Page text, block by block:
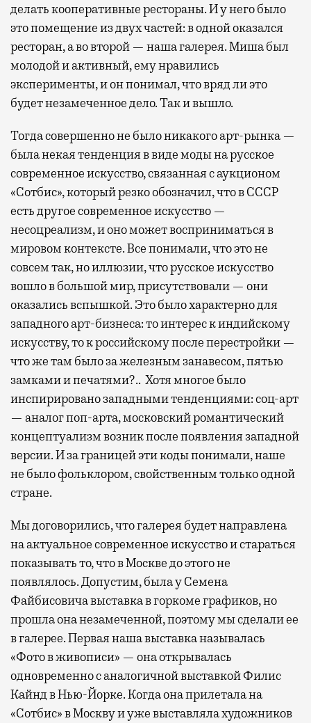
делать кооперативные рестораны. И у него было
это помещение из двух частей: в одной оказался
ресторан, а во второй — наша галерея. Миша был
молодой и активный, ему нравились
эксперименты, и он понимал, что вряд ли это
будет незамеченное дело. Так и вышло.
Тогда совершенно не было никакого арт-рынка —
была некая тенденция в виде моды на русское
современное искусство, связанная с аукционом
«Сотбис», который резко обозначил, что в СССР
есть другое современное искусство —
несоцреализм, и оно может восприниматься в
мировом контексте. Все понимали, что это не
совсем так, но иллюзии, что русское искусство
вошло в большой мир, присутствовали — они
оказались вспышкой. Это было характерно для
западного арт-бизнеса: то интерес к индийскому
искусству, то к российскому после перестройки —
что же там было за железным занавесом, пятью
замками и печатями?.. Хотя многое было
инспирировано западными тенденциями: соц-арт
— аналог поп-арта, московский романтический
концептуализм возник после появления западной
версии. И за границей эти коды понимали, наше
не было фольклором, свойственным только одной
стране.
Мы договорились, что галерея будет направлена
на актуальное современное искусство и стараться
показывать то, что в Москве до этого не
появлялось. Допустим, была у Семена
Файбисовича выставка в горкоме графиков, но
прошла она незамеченной, поэтому мы сделали ее
в галерее. Первая наша выставка называлась
«Фото в живописи» — она открывалась
одновременно с аналогичной выставкой Филис
Кайнд в Нью-Йорке. Когда она прилетала на
«Сотбис» в Москву и уже выставляла художников